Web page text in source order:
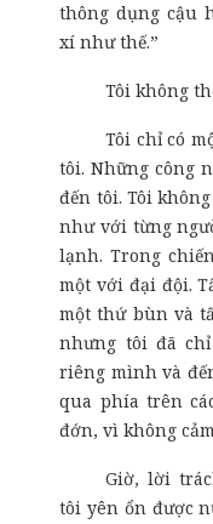
thông dụng cậu
xí như thế.”
Tôi không
Tôi chỉ có
tôi. Những công
đến tôi. Tôi
như với từng
lạnh. Trong
một với đại đội.
một thứ bùn và
nhưng tôi đã
riêng mình và
qua phía trên
đớn, vì không
Giờ, lời
tôi yên ổn được